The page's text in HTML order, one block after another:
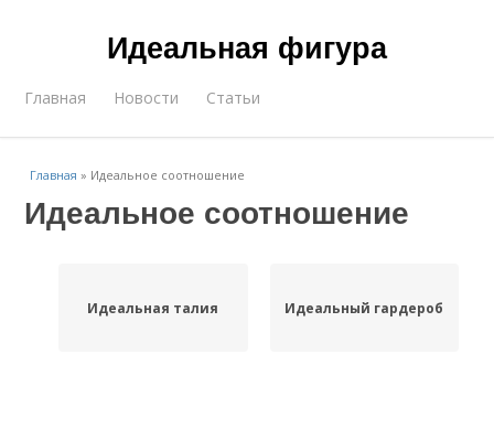
Идеальная фигура
Главная Новости Статьи
Главная » Идеальное соотношение
Идеальное соотношение
Идеальная талия Идеальный гардероб